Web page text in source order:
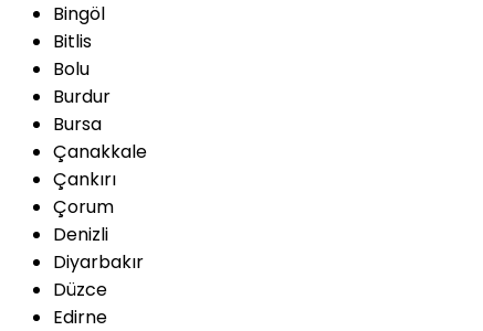
Bingöl
Bitlis
Bolu
Burdur
Bursa
Çanakkale
Çankırı
Çorum
Denizli
Diyarbakır
Düzce
Edirne